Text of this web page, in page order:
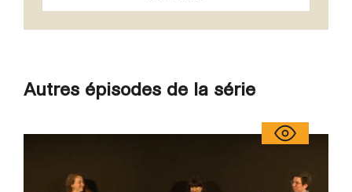
Autres épisodes de la série